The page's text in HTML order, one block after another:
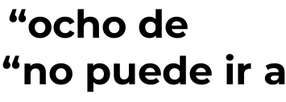
de
puede ir a